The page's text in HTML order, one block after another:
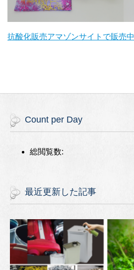
抗酸化販売アマゾンサイトで販売中
Count per Day
総閲覧数:
最近更新した記事